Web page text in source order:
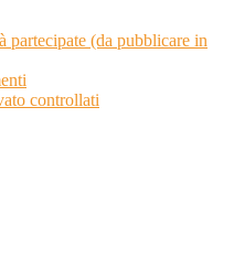
partecipate (da pubblicare in
controllati